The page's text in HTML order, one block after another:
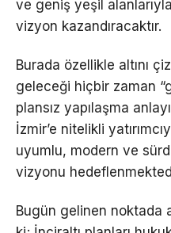
ve geniş yeşil
vizyon kazandıracaktır.
Burada özellikle altını
geleceği hiçbir zaman
plansız yapılaşma
İzmir’e nitelikli
uyumlu, modern ve
vizyonu
Bugün gelinen noktada